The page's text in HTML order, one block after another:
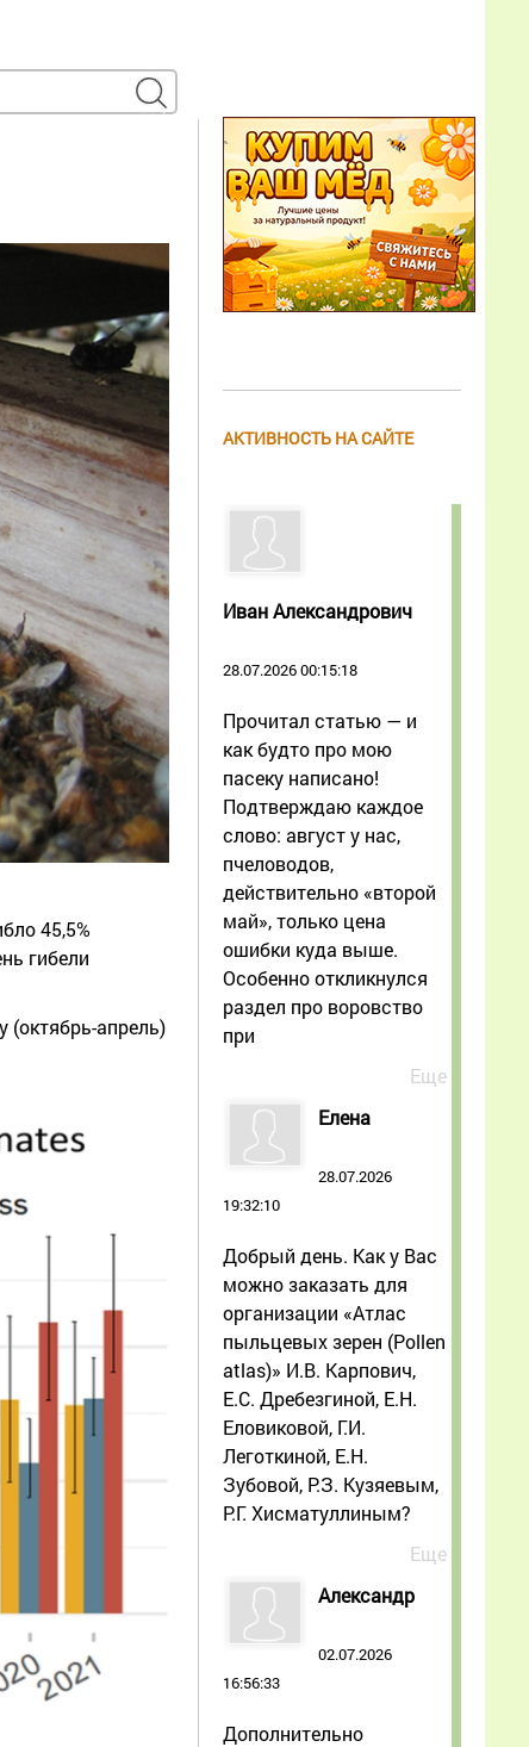
45,5%
гибели
(октябрь-апрель)
АКТИВНОСТЬ НА САЙТЕ
Иван Александрович
28.07.2026 00:15:18
Прочитал статью — и
как будто про мою
пасеку написано!
Подтверждаю каждое
слово: август у нас,
пчеловодов,
действительно «второй
май», только цена
ошибки куда выше.
Особенно откликнулся
раздел про воровство
при
Еще
Елена
28.07.2026
19:32:10
Добрый день. Как у Вас
можно заказать для
организации «Атлас
пыльцевых зерен (Pollen
atlas)» И.В. Карпович,
Е.С. Дребезгиной, Е.Н.
Еловиковой, Г.И.
Леготкиной, Е.Н.
Зубовой, Р.З. Кузяевым,
Р.Г. Хисматуллиным?
Еще
Александр
02.07.2026
16:56:33
Дополнительно